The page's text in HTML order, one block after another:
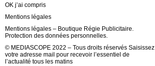
OK j’ai compris
Mentions légales
Mentions légales – Boutique Régie Publicitaire.
Protection des données personnelles.
© MEDIASCOPE 2022 – Tous droits réservés Saisissez
votre adresse mail pour recevoir l’essentiel de
l’actualité tous les matins